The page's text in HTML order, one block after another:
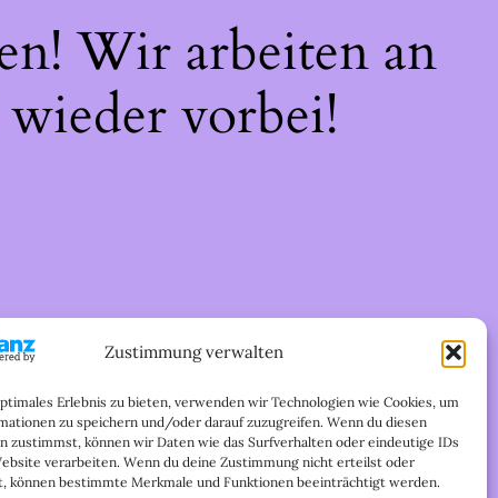
Zustimmung verwalten
Erlebnis zu bieten, verwenden wir Technologien wie Cookies, um
zu speichern und/oder darauf zuzugreifen. Wenn du diesen
zustimmst, können wir Daten wie das Surfverhalten oder eindeutige IDs
verarbeiten. Wenn du deine Zustimmung nicht erteilst oder
können bestimmte Merkmale und Funktionen beeinträchtigt werden.
Wir arbeiten an
vorbei!